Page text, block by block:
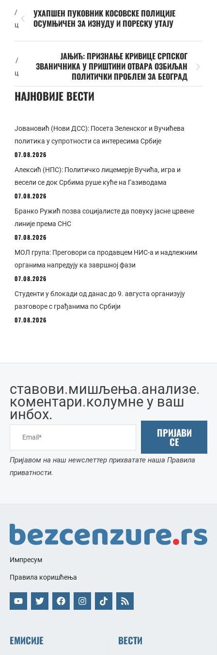
/
ц
УХАПШЕН ПУКОВНИК КОСОВСКЕ ПОЛИЦИЈЕ
ОСУМЊИЧЕН ЗА ИЗНУДУ И ПОРЕСКУ УТАЈУ
/
ц
ЈАЊИЋ: ПРИЗНАЊЕ КРИВИЦЕ СРПСКОГ
ЗВАНИЧНИКА У ПРИШТИНИ ОТВАРА ОЗБИЉАН
ПОЛИТИЧКИ ПРОБЛЕМ ЗА БЕОГРАД
НАЈНОВИЈЕ ВЕСТИ
Јовановић (Нови ДСС): Посета Зеленског и Вучићева
политика у супротности са интересима Србије
07.08.2026
Алексић (НПС): Политичко лицемерје Вучића, игра и
весели се док Србима руше куће на Газиводама
07.08.2026
Бранко Ружић позва социјалисте да повуку јасне црвене
линије према СНС
07.08.2026
МОЛ група: Преговори са продавцем НИС-а и надлежним
органима напредују ка завршној фази
07.08.2026
Студенти у блокади од данас до 9. августа организују
разговоре с грађанима по Србији
07.08.2026
ставови.мишљења.анализе.
коментари.колумне у ваш
инбоx.
ПРИЈАВИ
СЕ
Пријавом на наш неwслеттер прихватате наша Правила
приватности.
Импресум
Правила коришћења
ЕМИСИЈЕ ВЕСТИ